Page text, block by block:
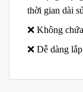
thời gian dài
❌ Không
❌ Dễ dàng